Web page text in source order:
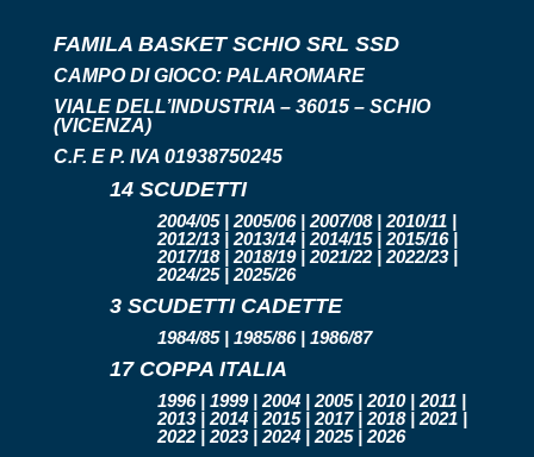
FAMILA BASKET SCHIO SRL SSD
CAMPO DI GIOCO: PALAROMARE
VIALE DELL’INDUSTRIA – 36015 – SCHIO
(VICENZA)
C.F. E P. IVA 01938750245
14 SCUDETTI
2004/05 | 2005/06 | 2007/08 | 2010/11 |
2012/13 | 2013/14 | 2014/15 | 2015/16 |
2017/18 | 2018/19 | 2021/22 | 2022/23 |
2024/25 | 2025/26
3 SCUDETTI CADETTE
1984/85 | 1985/86 | 1986/87
17 COPPA ITALIA
1996 | 1999 | 2004 | 2005 | 2010 | 2011 |
2013 | 2014 | 2015 | 2017 | 2018 | 2021 |
2022 | 2023 | 2024 | 2025 | 2026